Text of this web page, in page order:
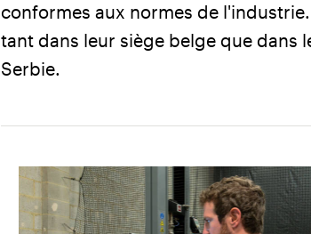
conformes aux normes de
tant dans leur siège belge que dans
Serbie.